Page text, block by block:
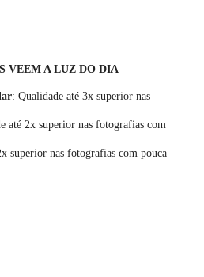
VEEM A LUZ DO DIA
: Qualidade até 3x superior nas
até 2x superior nas fotografias com
superior nas fotografias com pouca